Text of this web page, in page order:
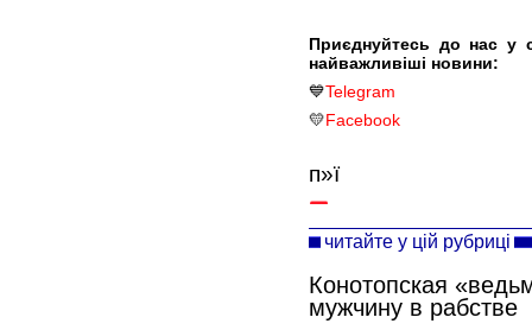
Приєднуйтесь до нас у
найважливіші новини:
💙Telegram
💛Facebook
п»ї
читайте у цій рубриці
Конотопская
мужчину в рабстве